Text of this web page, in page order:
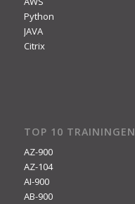
Python
JAVA
Citrix
TOP 10 TRAININGEN
AZ-900
AZ-104
AI-900
AB-900